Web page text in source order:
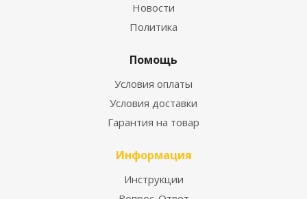
Новости
Политика
Помощь
Условия оплаты
Условия доставки
Гарантия на товар
Информация
Инструкции